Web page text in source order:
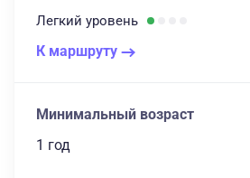
Легкий уровень
К маршруту
Минимальный возраст
1 год